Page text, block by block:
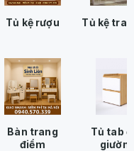
Tủ kệ rượu Tủ kệ
Bàn trang
điểm
Tủ tab